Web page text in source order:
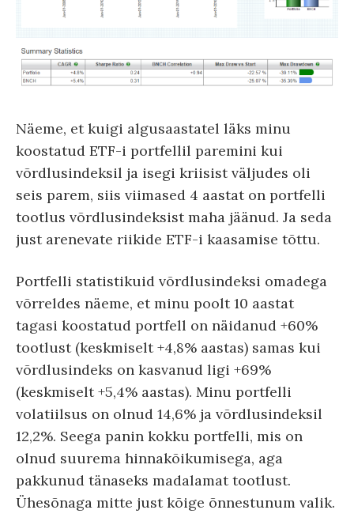
Näeme, et kuigi algusaastatel läks minu
koostatud ETF-i portfellil paremini kui
võrdlusindeksil ja isegi kriisist väljudes oli
seis parem, siis viimased 4 aastat on portfelli
tootlus võrdlusindeksist maha jäänud. Ja seda
just arenevate riikide ETF-i kaasamise tõttu.
Portfelli statistikuid võrdlusindeksi omadega
võrreldes näeme, et minu poolt 10 aastat
tagasi koostatud portfell on näidanud +60%
tootlust (keskmiselt +4,8% aastas) samas kui
võrdlusindeks on kasvanud ligi +69%
(keskmiselt +5,4% aastas). Minu portfelli
volatiilsus on olnud 14,6% ja võrdlusindeksil
12,2%. Seega panin kokku portfelli, mis on
olnud suurema hinnakõikumisega, aga
pakkunud tänaseks madalamat tootlust.
Ühesõnaga mitte just kõige õnnestunum valik.